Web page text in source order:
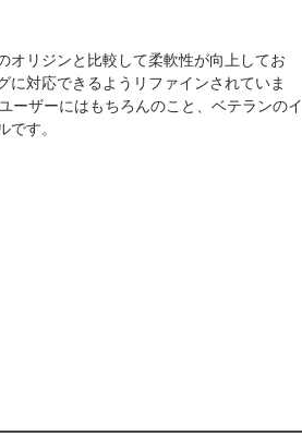
オリジンと比較して柔軟性が向上してお
対応できるようリファインされていま
ーザーにはもちろんのこと、ベテランのイ
す。